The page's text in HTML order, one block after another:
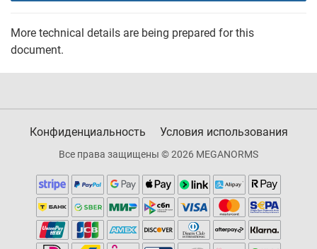
More technical details are being prepared for this
document.
Конфиденциальность Условия использования
Все права защищены © 2026 MEGANORMS